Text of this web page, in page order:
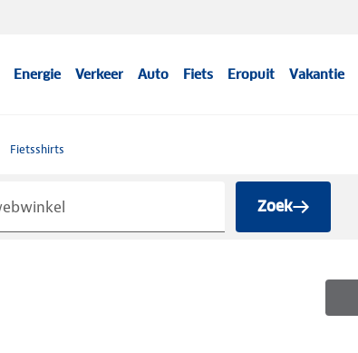
Energie Verkeer Auto Fiets Eropuit Vakantie
Fietsshirts
Zoek